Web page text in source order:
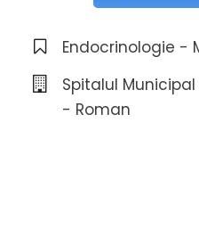
Endocrinologie -
Spitalul
- Roman